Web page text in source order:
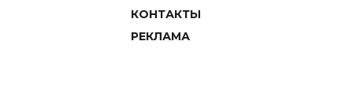
КОНТАКТЫ
РЕКЛАМА